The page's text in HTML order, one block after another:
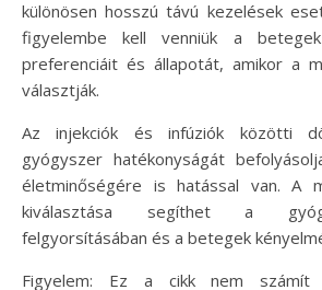
különösen hosszú távú kezelések
figyelembe kell venniük a
preferenciáit és állapotát, amikor a
választják.
Az injekciók és infúziók közötti
gyógyszer hatékonyságát
életminőségére is hatással van. A
kiválasztása segíthet a
felgyorsításában és a betegek
Figyelem: Ez a cikk nem számít